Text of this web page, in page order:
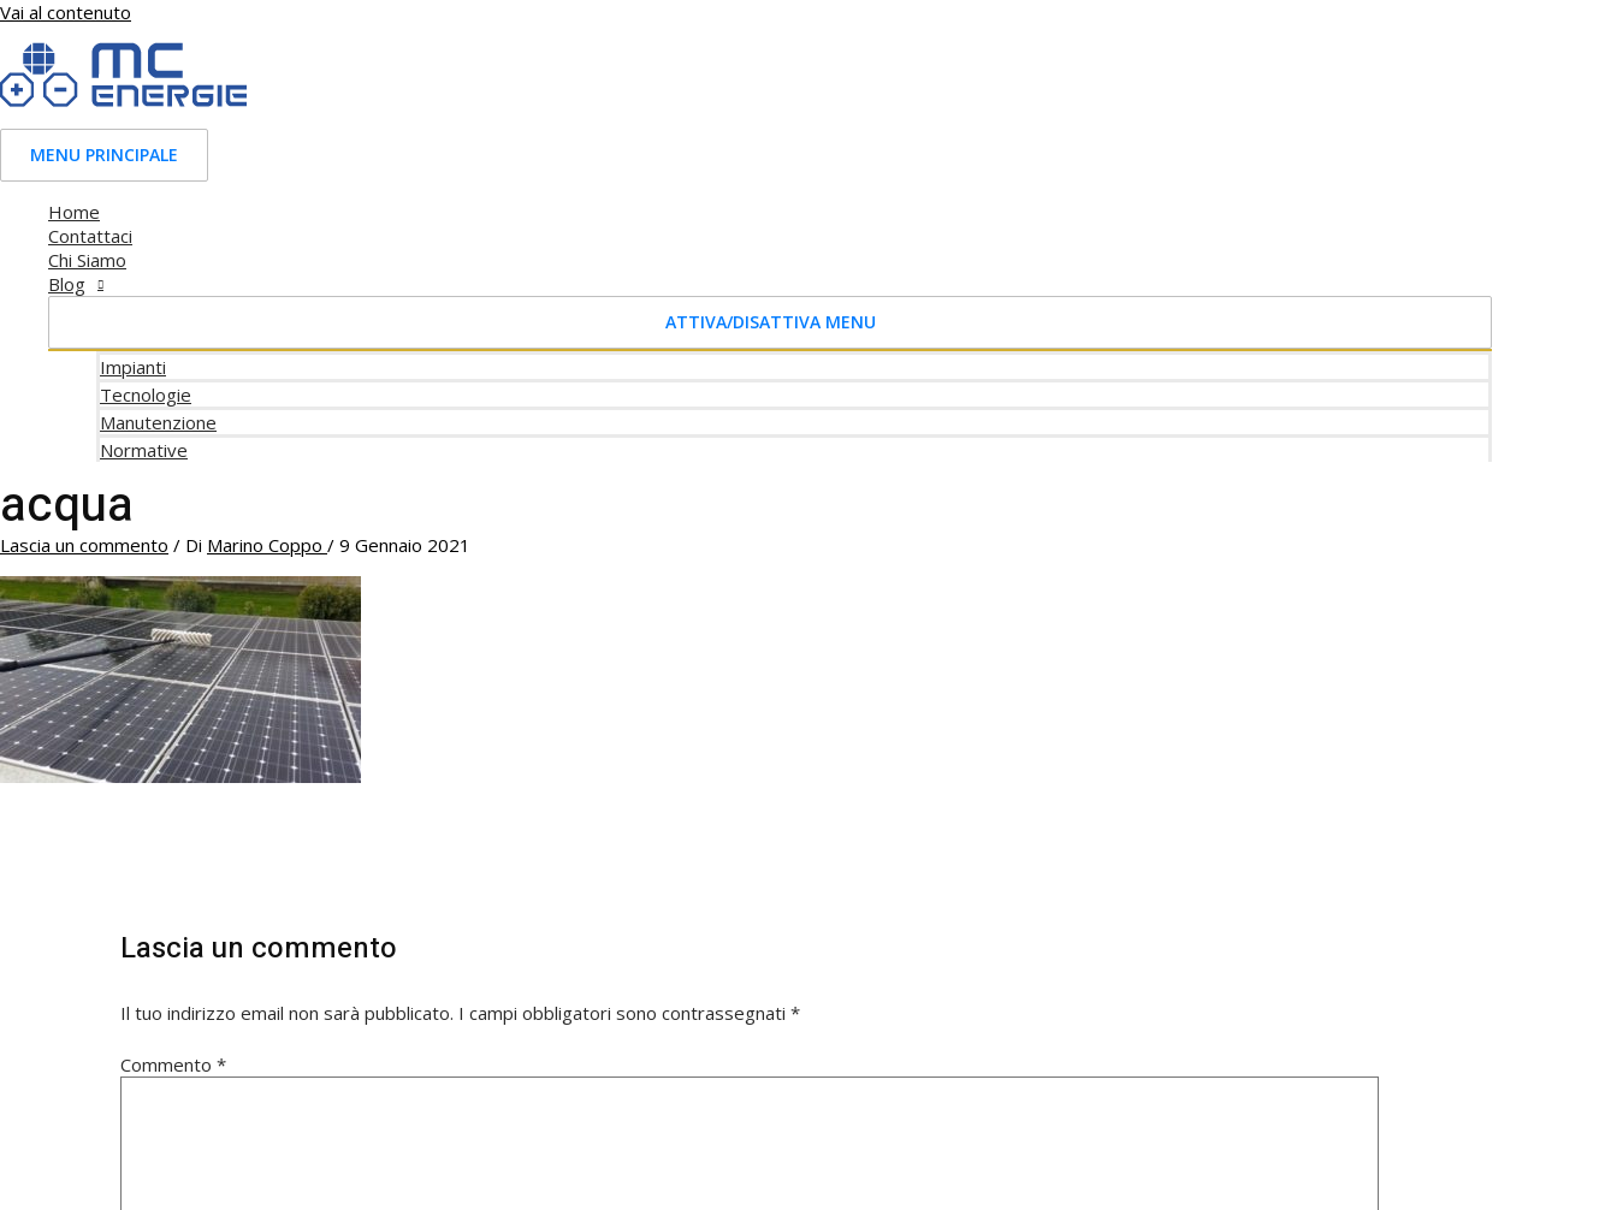
Vai al contenuto
MENU PRINCIPALE
Home
Contattaci
Chi Siamo
Blog
ATTIVA/DISATTIVA MENU
Impianti
Tecnologie
Manutenzione
Normative
acqua
Lascia un commento / Di Marino Coppo / 9 Gennaio 2021
Lascia un commento
Il tuo indirizzo email non sarà pubblicato. I campi obbligatori sono contrassegnati*
Commento*